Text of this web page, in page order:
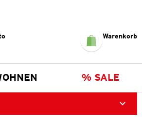
Warenkorb
% SALE